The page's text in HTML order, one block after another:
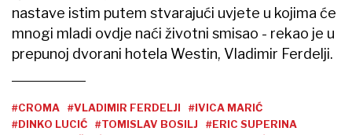
nastave istim putem stvarajući uvjete u kojima će
mnogi mladi ovdje naći životni smisao - rekao je u
prepunoj dvorani hotela Westin, Vladimir Ferdelji.
#CROMA #VLADIMIR FERDELJI
#IVICA MARIĆ
#DINKO LUCIĆ
#TOMISLAV BOSILJ
#ERIC SUPERINA